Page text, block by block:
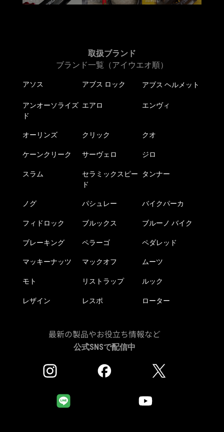
取扱ブランド
ブランド一覧（アイウエオ順）
アソス アブス ロック アブス ヘルメット
アンオーソライズ
ド
エアロ エンヴィ
オーリンズ クリック クオ
ケーンクリーク サーヴェロ ジロ
スラム
セラミックスピー
ド
タンナー
ノグ パシュレー バイクパーカ
フィドロック ブルックス ブルーノ バイク
ブレーキング ペラーゴ ペダレッド
マッキーナッツ マックオフ ムーツ
モト リストラップ ルック
レザイン レスポ ローター
最新の製品やお役立ち情報など
公式SNSで配信中